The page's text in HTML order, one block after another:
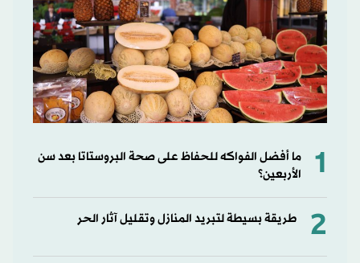
1
ما أفضل الفواكه للحفاظ على صحة البروستاتا بعد سن
الأربعين؟
2 طريقة بسيطة لتبريد المنازل وتقليل آثار الحر